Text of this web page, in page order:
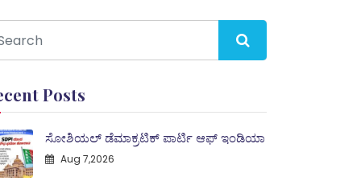
Posts
ಸೋಶಿಯಲ್ ಡೆಮಾಕ್ರಟಿಕ್ ಪಾರ್ಟಿ ಆಫ್ ಇಂಡಿಯಾ
Aug 7,2026